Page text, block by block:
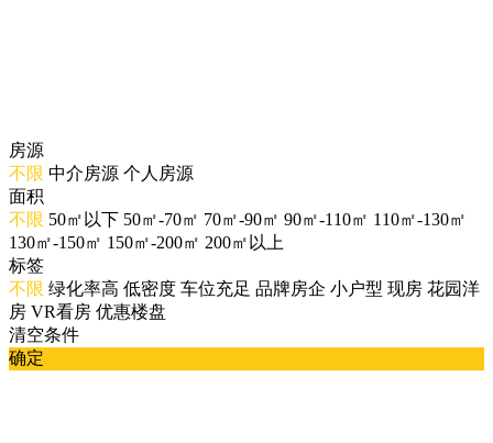
房源
不限 中介房源 个人房源
面积
不限 50㎡以下 50㎡-70㎡ 70㎡-90㎡ 90㎡-110㎡ 110㎡-130㎡
130㎡-150㎡ 150㎡-200㎡ 200㎡以上
标签
不限 绿化率高 低密度 车位充足 品牌房企 小户型 现房 花园洋
房 VR看房 优惠楼盘
清空条件
确定